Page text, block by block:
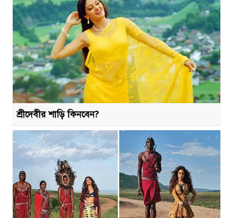
শ্রীদেবীর শাড়ি কিনবেন?